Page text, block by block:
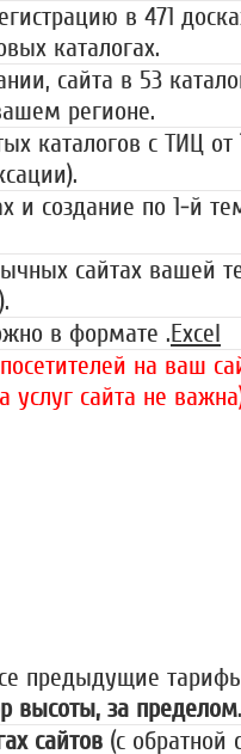
в 471
каталогах.
сайта в 53
регионе.
каталогов с ТИЦ от
и создание по 1-й
сайтах вашей
в формате .Excel
на ваш
услуг сайта не
предыдущие
высоты, за пределом.
сайтов (с обратной